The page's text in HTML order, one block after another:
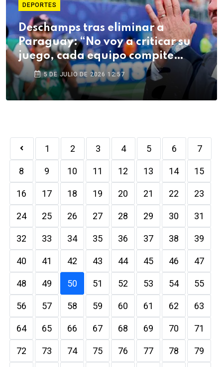
DEPORTES
Deschamps tras eliminar a
Paraguay: “No voy a criticar su
juego, cada equipo compite
como quiere”
5 DE JULIO DE 2026 12:57
1 2 3 4 5 6 7
8 9 10 11 12 13 14 15
16 17 18 19 20 21 22 23
24 25 26 27 28 29 30 31
32 33 34 35 36 37 38 39
40 41 42 43 44 45 46 47
48 49 50 51 52 53 54 55
56 57 58 59 60 61 62 63
64 65 66 67 68 69 70 71
72 73 74 75 76 77 78 79